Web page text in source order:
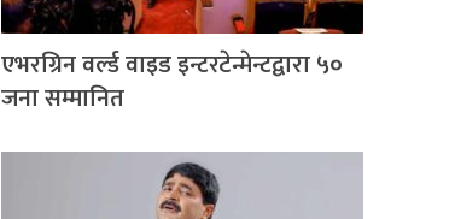
एभरग्रिन वर्ल्ड वाइड इन्टरटेन्मेन्टद्वारा ५०
जना सम्मानित